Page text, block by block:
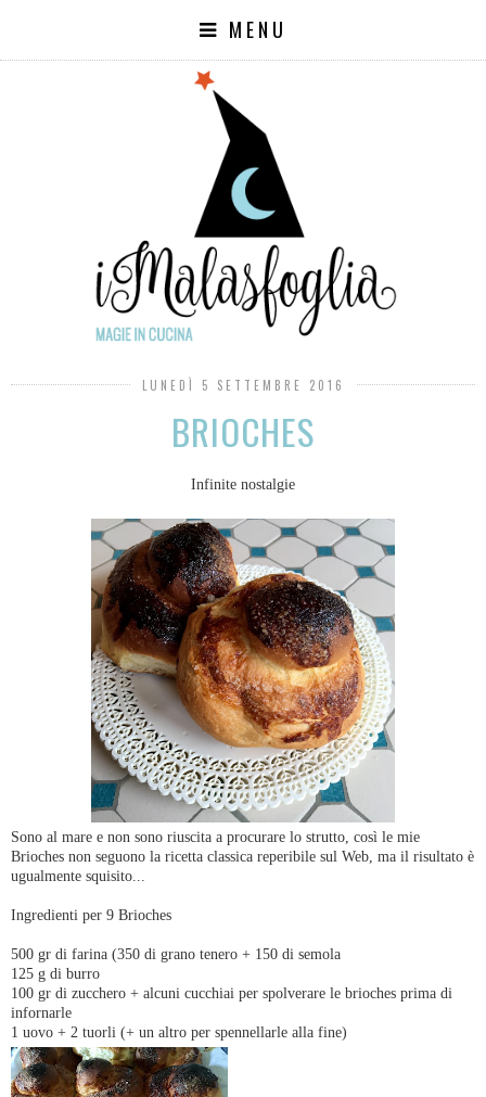
MENU
LUNEDÌ 5 SETTEMBRE 2016
BRIOCHES
Infinite nostalgie
Sono al mare e non sono riuscita a procurare lo strutto, così le mie
Brioches non seguono la ricetta classica reperibile sul Web, ma il risultato è
ugualmente squisito...
Ingredienti per 9 Brioches
500 gr di farina (350 di grano tenero + 150 di semola
125 g di burro
100 gr di zucchero + alcuni cucchiai per spolverare le brioches prima di
infornarle
1 uovo + 2 tuorli (+ un altro per spennellarle alla fine)